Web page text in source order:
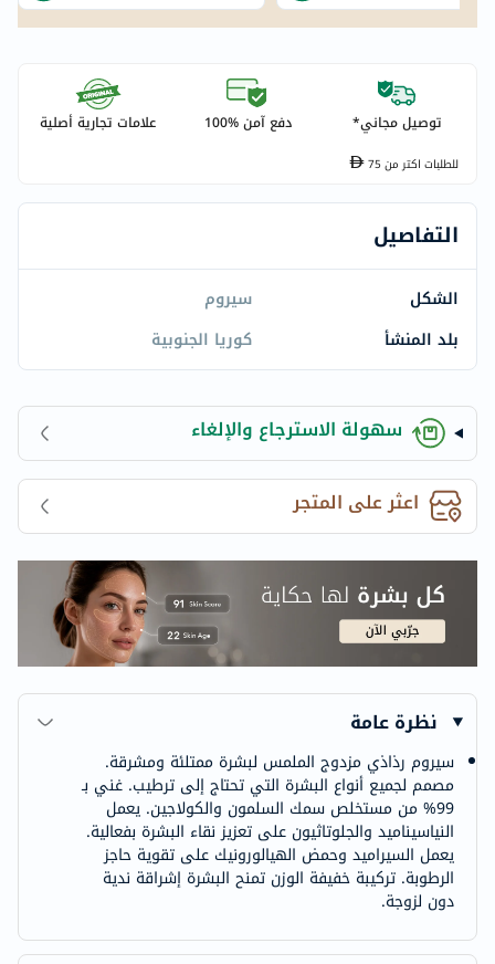
توصيل مجاني* دفع آمن %100 علامات تجارية أصلية
للطلبات اكتر من75
التفاصيل
الشكل
سيروم
بلد المنشأ
كوريا الجنوبية
سهولة الاسترجاع والإلغاء
اعثر على المتجر
نظرة عامة
سيروم رذاذي مزدوج الملمس لبشرة ممتلئة ومشرقة.
مصمم لجميع أنواع البشرة التي تحتاج إلى ترطيب. غني بـ
99% من مستخلص سمك السلمون والكولاجين. يعمل
النياسيناميد والجلوتاثيون على تعزيز نقاء البشرة بفعالية.
يعمل السيراميد وحمض الهيالورونيك على تقوية حاجز
الرطوبة. تركيبة خفيفة الوزن تمنح البشرة إشراقة ندية
دون لزوجة.